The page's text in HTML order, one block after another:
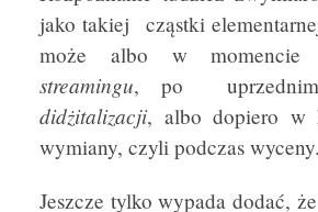
jako takiej cząstki
może albo w momencie
streamingu, po
didżitalizacji, albo dopiero w
wymiany, czyli podczas wyceny.
Jeszcze tylko wypada dodać,